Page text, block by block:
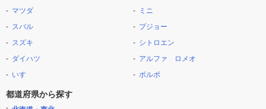
マツダ
スバル
スズキ
ダイハツ
いすゞ
ミニ
プジョー
シトロエン
アルファ ロメオ
ボルボ
都道府県から探す